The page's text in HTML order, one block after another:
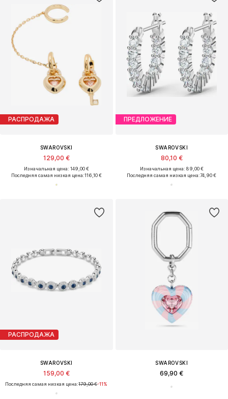
РАСПРОДАЖА
SWAROVSKI
129,00 €
Изначальная цена: 149,00 €
Последняя самая низкая цена:116,10 €
ПРЕДЛОЖЕНИЕ
SWAROVSKI
80,10 €
Изначальная цена: 89,00 €
Последняя самая низкая цена:74,90 €
РАСПРОДАЖА
SWAROVSKI
159,00 €
Последняя самая низкая цена:179,00 €-11%
SWAROVSKI
69,90 €